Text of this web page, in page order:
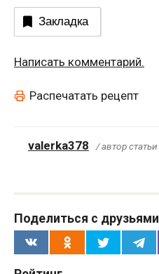
Закладка
Написать комментарий.
Распечатать рецепт
valerka378 / автор статьи
Поделиться с друзьями